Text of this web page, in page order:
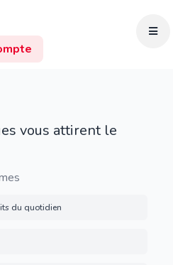
vous attirent le
du quotidien